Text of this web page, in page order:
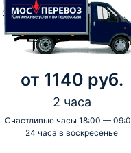
от 1140 руб.
2 часа
Счастливые часы 18:00 —
24 часа в воскресенье
-